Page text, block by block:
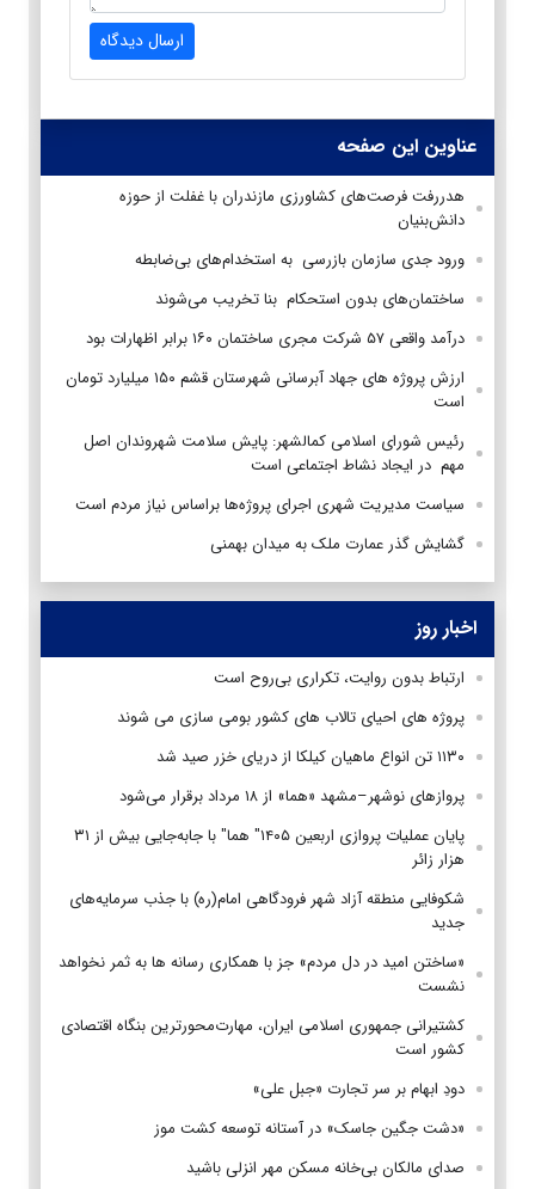
ارسال دیدگاه
عناوین این صفحه
هدررفت فرصت‌های کشاورزی مازندران با غفلت از حوزه
دانش‌بنیان
ورود جدی سازمان بازرسی به استخدام‌های بی‌ضابطه
ساختمان‌های بدون استحکام بنا تخریب می‌شوند
درآمد واقعی ۵۷ شرکت مجری ساختمان ۱۶۰ برابر اظهارات بود
ارزش پروژه های جهاد آبرسانی شهرستان قشم ۱۵۰ میلیارد تومان
است
رئیس شورای اسلامی کمالشهر: پایش سلامت شهروندان اصل
مهم در ایجاد نشاط اجتماعی است
سیاست مدیریت شهری اجرای پروژه‌ها براساس نیاز مردم است
گشایش گذر عمارت ملک به میدان بهمنی
اخبار روز
ارتباط بدون روایت، تکراری بی‌روح است
پروژه های احیای تالاب های کشور بومی سازی می شوند
۱۱۳۰ تن انواع ماهیان کیلکا از دریای خزر صید شد
پروازهای نوشهر–مشهد «هما» از ۱۸ مرداد برقرار می‌شود
پایان عملیات پروازی اربعین ۱۴۰۵" هما" با جابه‌جایی بیش از ۳۱
هزار زائر
شکوفایی منطقه آزاد شهر فرودگاهی امام(ره) با جذب سرمایه‌های
جدید
«ساختن امید در دل مردم» جز با همکاری رسانه ها به ثمر نخواهد
نشست
کشتیرانی جمهوری اسلامی ایران، مهارت‌محورترین بنگاه اقتصادی
کشور است
دودِ ابهام بر سر تجارت «جبل علی»
«دشت جگین جاسک» در آستانه توسعه کشت موز
صدای مالکان بی‌خانه مسکن مهر انزلی باشید